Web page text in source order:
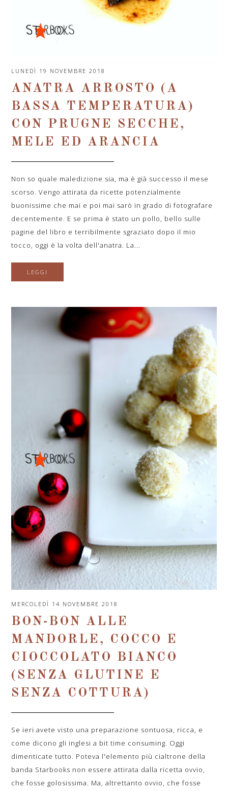
LUNEDÌ 19 NOVEMBRE 2018
ANATRA ARROSTO (A
BASSA TEMPERATURA)
CON PRUGNE SECCHE,
MELE ED ARANCIA
Non so quale maledizione sia, ma è già successo il mese
scorso. Vengo attirata da ricette potenzialmente
buonissime che mai e poi mai sarò in grado di fotografare
decentemente. E se prima è stato un pollo, bello sulle
pagine del libro e terribilmente sgraziato dopo il mio
tocco, oggi è la volta dell'anatra. La...
LEGGI
MERCOLEDÌ 14 NOVEMBRE 2018
BON-BON ALLE
MANDORLE, COCCO E
CIOCCOLATO BIANCO
(SENZA GLUTINE E
SENZA COTTURA)
Se ieri avete visto una preparazione sontuosa, ricca, e
come dicono gli inglesi a bit time consuming. Oggi
dimenticate tutto. Poteva l'elemento più cialtrone della
banda Starbooks non essere attirata dalla ricetta ovvio,
che fosse golosissima. Ma, altrettanto ovvio, che fosse